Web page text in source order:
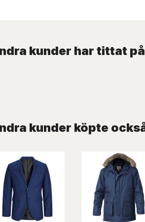
kunder har tittat på
kunder köpte